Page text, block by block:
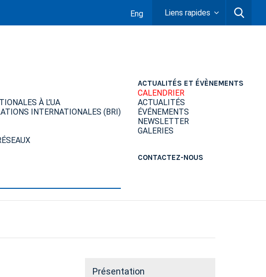
Eng Liens rapides
À L’UA
INTERNATIONALES (BRI)
ACTUALITÉS ET ÉVÈNEMENTS
CALENDRIER
ACTUALITÉS
ÉVÉNEMENTS
NEWSLETTER
GALERIES
CONTACTEZ-NOUS
Présentation